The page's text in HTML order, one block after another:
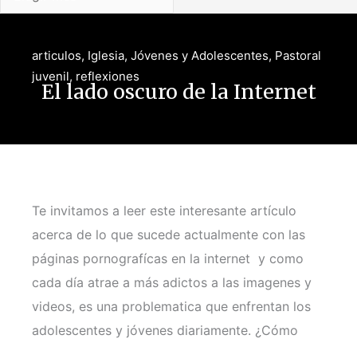
articulos, Iglesia, Jóvenes y Adolescentes, Pastoral
juvenil, reflexiones
El lado oscuro de la Internet
Te invitamos a leer este interesante artículo
acerca de lo que sucede actualmente con las
páginas pornografícas en la internet y como
cada día atrae a más adictos a las imagenes y
videos, es una problematica que enfrentan los
adolescentes y jóvenes diariamente. ¿Cómo